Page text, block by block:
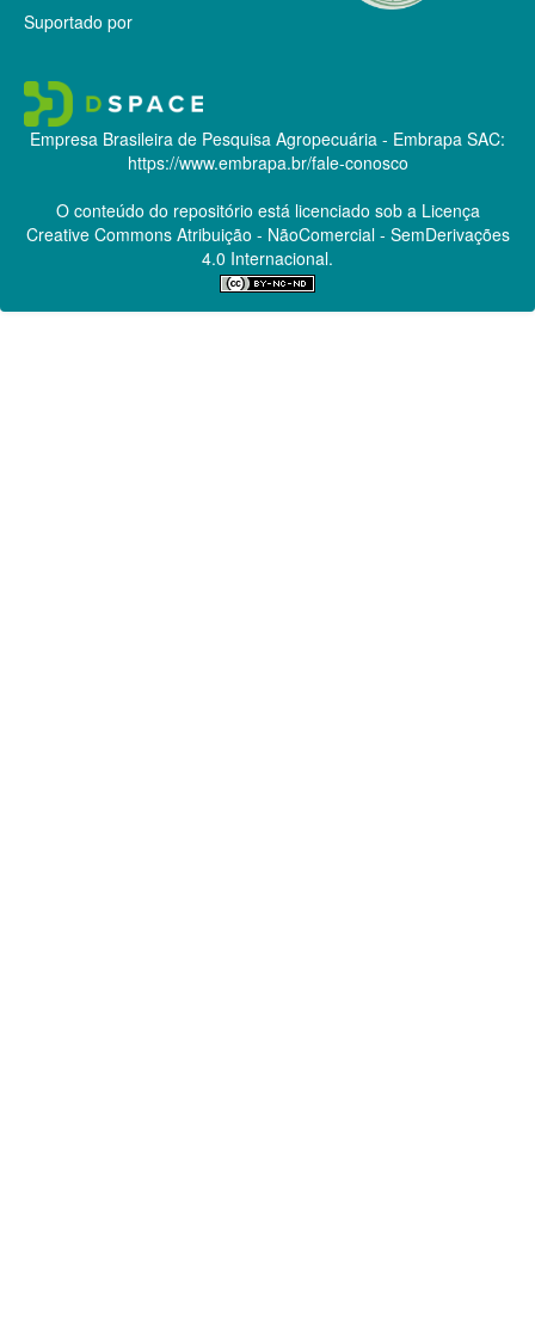
Suportado por
Empresa Brasileira de Pesquisa Agropecuária - Embrapa SAC:
https://www.embrapa.br/fale-conosco
O conteúdo do repositório está licenciado sob a Licença
Creative CommonsAtribuição - NãoComercial - SemDerivações
4.0 Internacional.